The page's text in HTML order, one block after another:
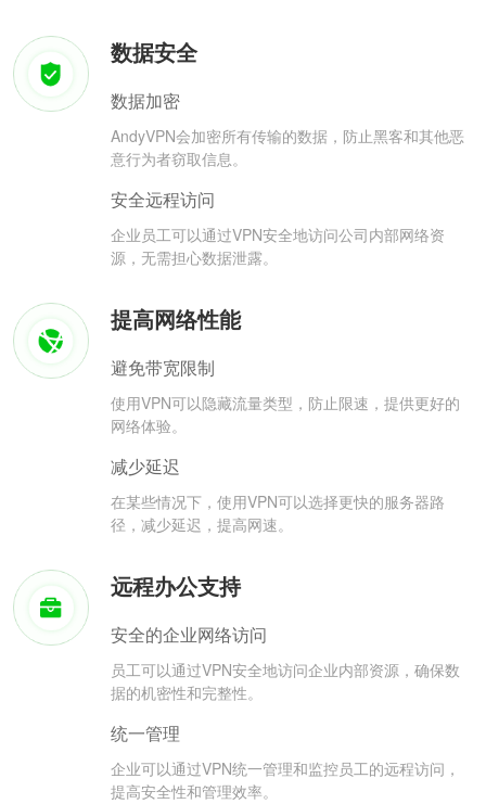
数据安全
数据加密
AndyVPN会加密所有传输的数据，防止黑客和其他恶
意行为者窃取信息。
安全远程访问
企业员工可以通过VPN安全地访问公司内部网络资
源，无需担心数据泄露。
提高网络性能
避免带宽限制
使用VPN可以隐藏流量类型，防止限速，提供更好的
网络体验。
减少延迟
在某些情况下，使用VPN可以选择更快的服务器路
径，减少延迟，提高网速。
远程办公支持
安全的企业网络访问
员工可以通过VPN安全地访问企业内部资源，确保数
据的机密性和完整性。
统一管理
企业可以通过VPN统一管理和监控员工的远程访问，
提高安全性和管理效率。